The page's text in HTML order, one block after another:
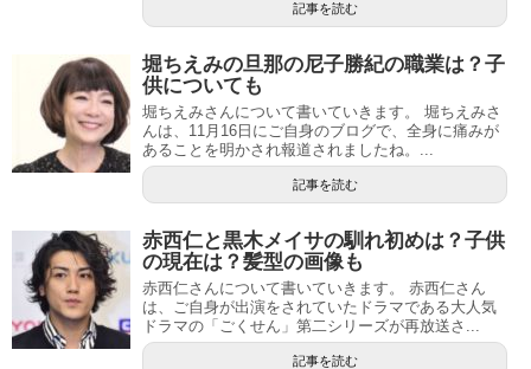
記事を読む
堀ちえみの旦那の尼子勝紀の職業は？子
供についても
堀ちえみさんについて書いていきます。 堀ちえみさ
んは、11月16日にご自身のブログで、全身に痛みが
あることを明かされ報道されましたね。...
記事を読む
赤西仁と黒木メイサの馴れ初めは？子供
の現在は？髪型の画像も
赤西仁さんについて書いていきます。 赤西仁さん
は、ご自身が出演をされていたドラマである大人気
ドラマの「ごくせん」第二シリーズが再放送さ...
記事を読む